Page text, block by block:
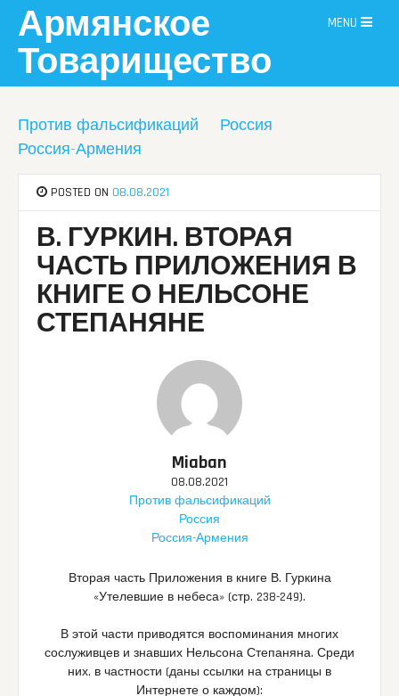
content
Армянское
Товарищество
MENU
Против фальсификаций
Россия
Россия-Армения
POSTED ON 08.08.2021
В. ГУРКИН. ВТОРАЯ
ЧАСТЬ ПРИЛОЖЕНИЯ В
КНИГЕ О НЕЛЬСОНЕ
СТЕПАНЯНЕ
Miaban
08.08.2021
Против фальсификаций
Россия
Россия-Армения
Вторая часть Приложения в книге В. Гуркина
«Утелевшие в небеса» (стр. 238-249).
В этой части приводятся воспоминания многих
сослуживцев и знавших Нельсона Степаняна. Среди
них, в частности (даны ссылки на страницы в
Интернете о каждом):